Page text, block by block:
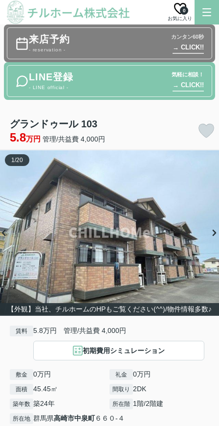
お気に入り
0
来店予約
- reservation -
カンタン60秒
→ CLICK!!
LINE登録
- LINE official -
気軽に相談！
→ CLICK!!
グランドゥール 103
5.8万円 管理/共益費 4,000円
【外観】当社、チルホームのHPもご覧ください(^^)/物件情報多数♪
1/20
賃料 5.8万円 管理/共益費 4,000円
初期費用シミュレーション
敷金 0万円 礼金 0万円
面積 45.45㎡ 間取り 2DK
築年数 築24年 所在階 1階/2階建
所在地 群馬県高崎市中泉町６６０-４